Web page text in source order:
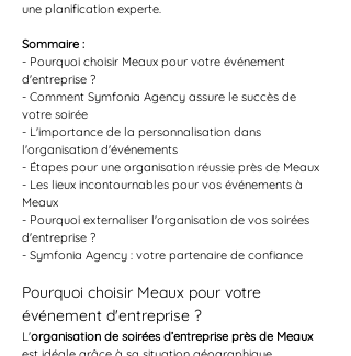
une planification experte.
Sommaire :
- Pourquoi choisir Meaux pour votre événement
d'entreprise ?
- Comment Symfonia Agency assure le succès de
votre soirée
- L'importance de la personnalisation dans
l'organisation d'événements
- Étapes pour une organisation réussie près de Meaux
- Les lieux incontournables pour vos événements à
Meaux
- Pourquoi externaliser l'organisation de vos soirées
d'entreprise ?
- Symfonia Agency : votre partenaire de confiance
Pourquoi choisir Meaux pour votre
événement d'entreprise ?
L'organisation de soirées d’entreprise près de Meaux